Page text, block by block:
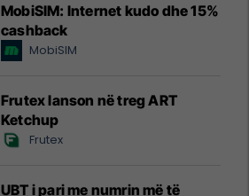
MobiSIM: Internet kudo dhe 15%
cashback
MobiSIM
Frutex lanson në treg ART
Ketchup
Frutex
UBT i pari me numrin më të